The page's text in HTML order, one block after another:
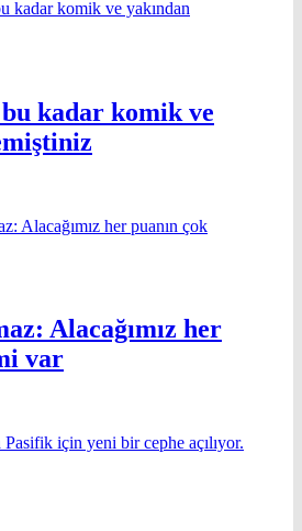
kadar komik ve
Alacağımız her
var